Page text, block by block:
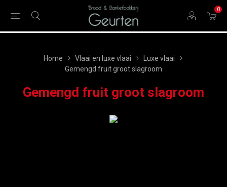
0
Home Vlaai en luxe vlaai
Luxe vlaai
Gemengd fruit groot slagroom
Gemengd fruit groot slagroom